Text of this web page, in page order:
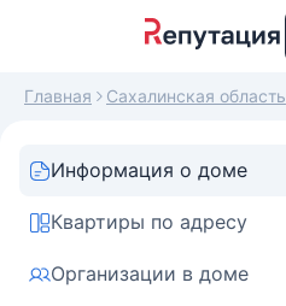
Главная Сахалинская область
Информация о доме
Квартиры по адресу
Организации в доме